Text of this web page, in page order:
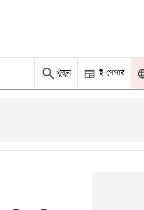
খুঁজুন ই-পেপার